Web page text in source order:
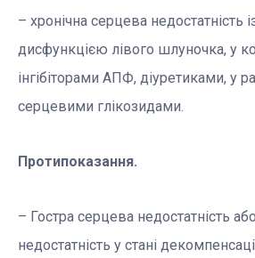
– хронічна серцева недостатність
дисфункцією лівого шлуночка, у
інгібіторами АПФ, діуретиками, у
серцевими глікозидами.
Протипоказання.
– Гостра серцева недостатність
недостатність у стані